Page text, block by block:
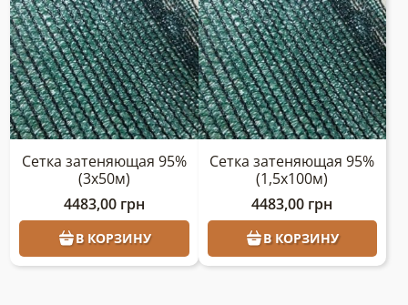
Сетка затеняющая 95%
(3х50м)
4483,00 грн
В КОРЗИНУ
Сетка затеняющая 95%
(1,5х100м)
4483,00 грн
В КОРЗИНУ